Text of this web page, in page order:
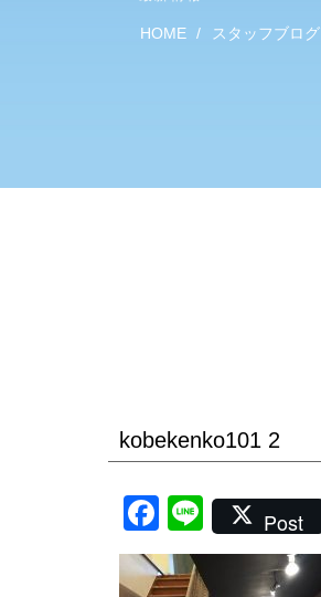
HOME / スタッフブログ
kobekenko101 2
Facebook
LinePost